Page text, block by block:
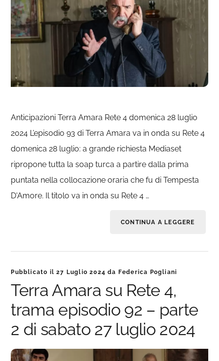
Anticipazioni Terra Amara Rete 4 domenica 28 luglio
2024 L’episodio 93 di Terra Amara va in onda su Rete 4
domenica 28 luglio: a grande richiesta Mediaset
ripropone tutta la soap turca a partire dalla prima
puntata nella collocazione oraria che fu di Tempesta
D'Amore. Il titolo va in onda su Rete 4 …
CONTINUA A LEGGERE
Pubblicato il27 Luglio 2024 da Federica Pogliani
Terra Amara su Rete 4,
trama episodio 92 – parte
2 di sabato 27 luglio 2024